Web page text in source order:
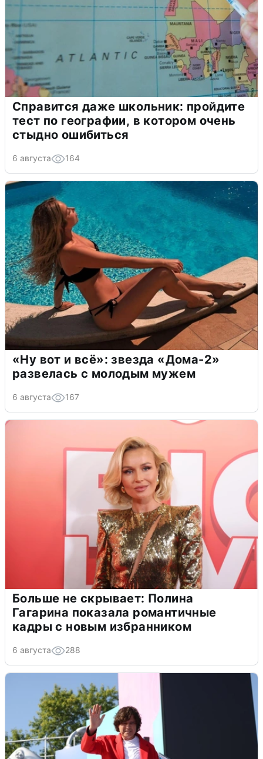
Справится даже школьник: пройдите
тест по географии, в котором очень
стыдно ошибиться
6 августа 164
«Ну вот и всё»: звезда «Дома-2»
развелась с молодым мужем
6 августа 167
Больше не скрывает: Полина
Гагарина показала романтичные
кадры с новым избранником
6 августа 288